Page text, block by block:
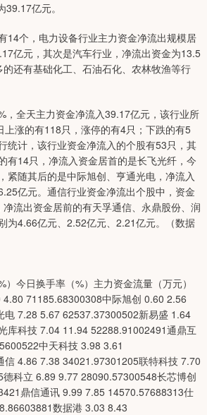
亿元。
14个，电力设备行业主力资金净流出规模居
亿元，其次是汽车行业，净流出资金为13.5
还有基础化工、石油石化、农林牧渔等行
，全天主力资金净流入39.17亿元，该行业所
上涨的有118只，涨停的有4只；下跌的有5
统计，该行业资金净流入的个股有53只，其
有14只，净流入资金居首的是长飞光纤，今
紧随其后的是中际旭创、亨通光电，净流入
亿元。通信行业资金净流出个股中，资金
流出资金居前的有天孚通信、永鼎股份、润
为4.66亿元、2.52亿元、2.21亿元。（数据
今日换手率（%）主力资金流量（万元）
71185.68300308中际旭创 0.60 2.56
电 7.28 5.67 62537.37300502新易盛 1.64
库科技 7.04 11.94 52288.91002491通鼎互
中天科技 3.98 3.61
4.86 7.38 34021.97301205联特科技 7.70
科立 6.89 9.77 28090.57300548长芯博创
鼎信通讯 9.99 7.85 14570.57688313仕
数据港 3.03 8.43